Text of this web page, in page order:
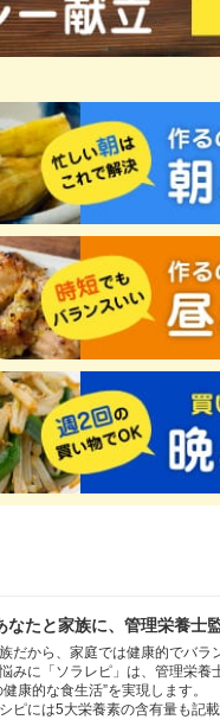
なたと家族に、管理栄養士
だから、家庭では健康的でバ
みに「ソラレピ」は、管理栄
康的な食生活”を実現します。
ピには5大栄養素の含有量も記